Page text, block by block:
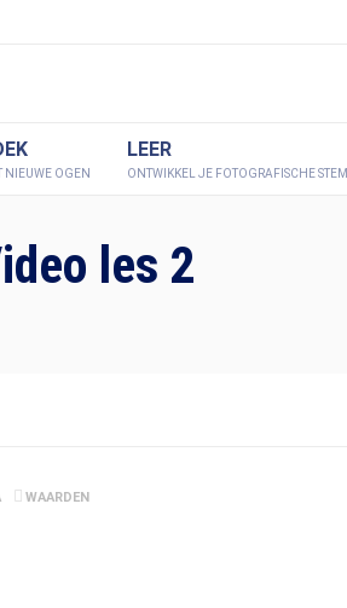
NIEUWE OGEN
LEER
ONTWIKKEL JE FOTOGRAFISCHE STEM
les 2
WAARDEN